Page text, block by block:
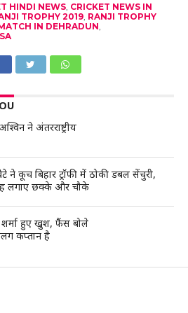
HINDI NEWS, CRICKET NEWS IN
TROPHY 2019, RANJI TROPHY
IN DEHRADUN
ने अंतरराष्ट्रीय
ने कूच बिहार ट्रॉफी में ठोकी डबल सेंचुरी,
लगाए छक्के और चौके
हुए खुश, फैंस बोले
कप्तान है